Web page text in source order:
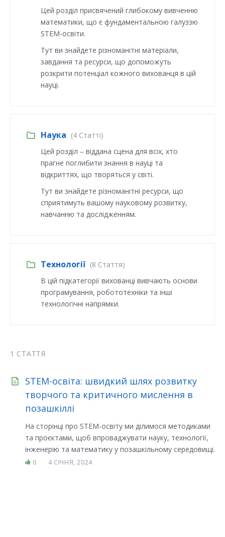
Цей розділ присвячений глибокому вивченню
математики, що є фундаментальною галуззю
STEM-освіти.
Тут ви знайдете різноманітні матеріали,
завдання та ресурси, що допоможуть
розкрити потенціал кожного вихованця в цій
науці.
Наука (4 Статті)
Цей розділ – віддана сцена для всіх, хто
прагне поглибити знання в науці та
відкриттях, що творяться у світі.
Тут ви знайдете різноманітні ресурси, що
сприятимуть вашому науковому розвитку,
навчанню та дослідженням.
Технології (8 Стаття)
В цій підкатегорії вихованці вивчають основи
програмування, робототехніки та інші
технологічні напрямки.
1 СТАТТЯ
STEM-освіта: швидкий шлях розвитку
творчого та критичного мислення в
позашкіллі
На сторінці про STEM-освіту ми ділимося методиками
та проєктами, щоб впроваджувати науку, технології,
інженерію та математику у позашкільному середовищі.
0 4 СІЧНЯ, 2024